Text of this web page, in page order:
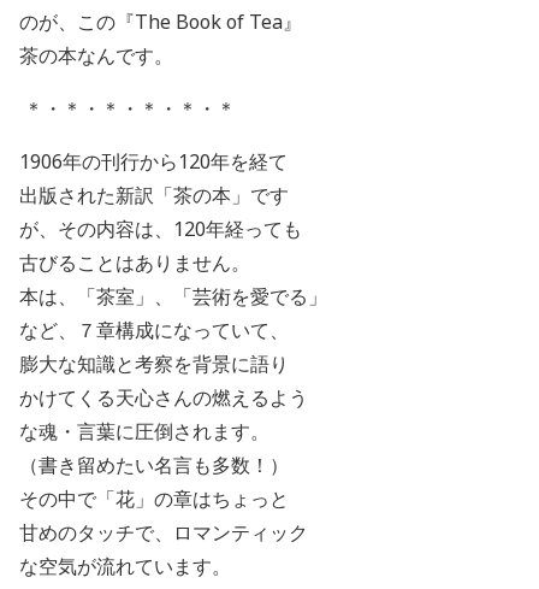
のが、この『The Book of Tea』
茶の本なんです。
＊・＊・＊・＊・＊・＊
1906年の刊行から120年を経て
出版された新訳「茶の本」です
が、その内容は、120年経っても
古びることはありません。
本は、「茶室」、「芸術を愛でる」
など、７章構成になっていて、
膨大な知識と考察を背景に語り
かけてくる天心さんの燃えるよう
な魂・言葉に圧倒されます。
（書き留めたい名言も多数！）
その中で「花」の章はちょっと
甘めのタッチで、ロマンティック
な空気が流れています。